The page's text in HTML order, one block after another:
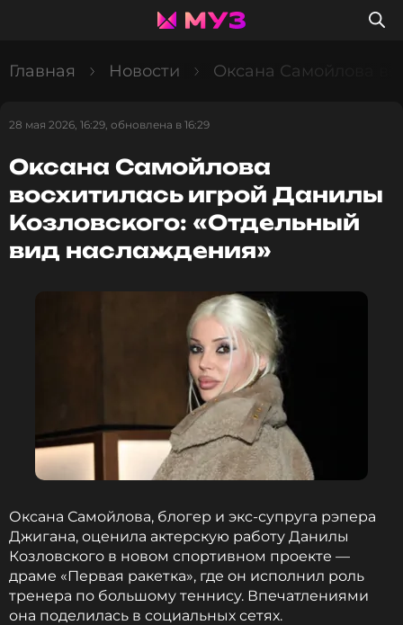
Главная Новости Оксана Самойлова
28 мая 2026, 16:29, обновлена в 16:29
Оксана Самойлова
восхитилась игрой Данилы
Козловского: «Отдельный
вид наслаждения»
Оксана Самойлова, блогер и экс-супруга рэпера
Джигана, оценила актерскую работу Данилы
Козловского в новом спортивном проекте —
драме «Первая ракетка», где он исполнил роль
тренера по большому теннису. Впечатлениями
она поделилась в социальных сетях.